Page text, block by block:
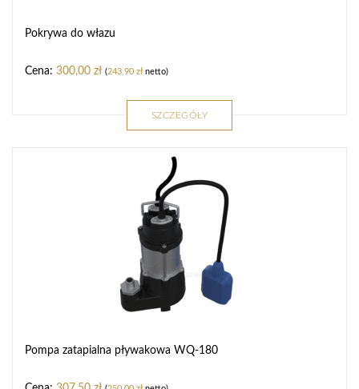
Pokrywa do włazu
300,00 zł (243,90 złnetto)
SZCZEGÓŁY
Pompa zatapialna pływakowa WQ-180